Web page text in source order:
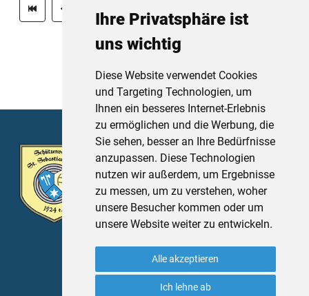
Ihre Privatsphäre ist
uns wichtig
Diese Website verwendet Cookies
und Targeting Technologien, um
Ihnen ein besseres Internet-Erlebnis
zu ermöglichen und die Werbung, die
Sie sehen, besser an Ihre Bedürfnisse
anzupassen. Diese Technologien
nutzen wir außerdem, um Ergebnisse
zu messen, um zu verstehen, woher
unsere Besucher kommen oder um
unsere Website weiter zu entwickeln.
Alle akzeptieren
Ich lehne ab
8
Schützenverein St. Sebastian Thurn
e.V.
91336 Heroldsbach
Datenschutz
Cookie Einstellungen